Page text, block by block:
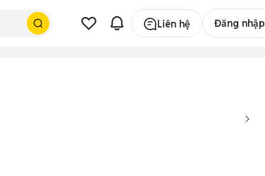
Liên hệ Đăng nhập